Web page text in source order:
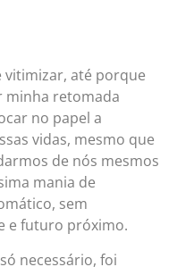
vitimizar, até porque
minha retomada
no papel a
vidas, mesmo que
de nós mesmos
mania de
sem
e futuro próximo.
necessário, foi